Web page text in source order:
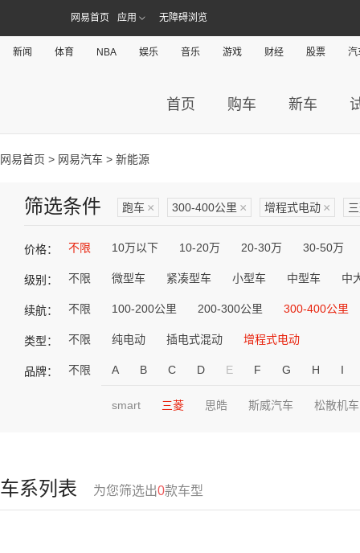
网易首页 应用 无障碍浏览
新闻 体育 NBA 娱乐 音乐 游戏 财经 股票 汽
首页 购车 新车
网易首页 > 网易汽车 > 新能源
筛选条件 跑车 × 300-400公里 × 增程式电动 ×
价格： 不限 10万以下 10-20万 20-30万 30-50万
级别： 不限 微型车 紧凑型车 小型车 中型车 中
续航： 不限 100-200公里 200-300公里 300-400公里
类型： 不限 纯电动 插电式混动 增程式电动
品牌： 不限 A B C D E F G H I
smart 三菱 思皓 斯威汽车 松散机车
车系列表 为您筛选出0款车型